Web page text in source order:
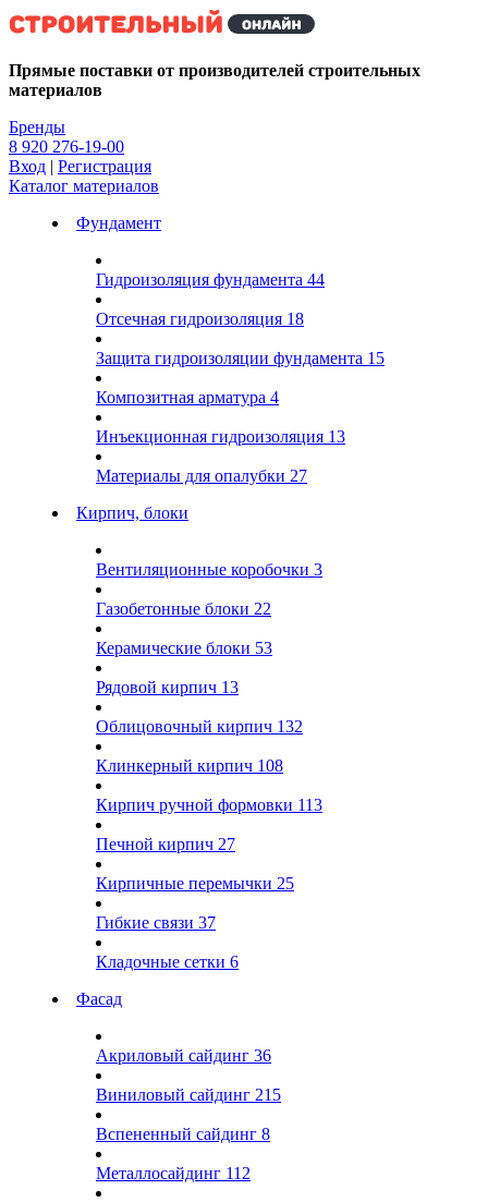
Kg
Прямые поставки от производителей строительных
материалов
Бренды
8 920 276-19-00
Вход | Регистрация
Каталог материалов
Фундамент
Гидроизоляция фундамента 44
Отсечная гидроизоляция 18
Защита гидроизоляции фундамента 15
Композитная арматура 4
Инъекционная гидроизоляция 13
Материалы для опалубки 27
Кирпич, блоки
Вентиляционные коробочки 3
Газобетонные блоки 22
Керамические блоки 53
Рядовой кирпич 13
Облицовочный кирпич 132
Клинкерный кирпич 108
Кирпич ручной формовки 113
Печной кирпич 27
Кирпичные перемычки 25
Гибкие связи 37
Кладочные сетки 6
Фасад
Акриловый сайдинг 36
Виниловый сайдинг 215
Вспененный сайдинг 8
Металлосайдинг 112